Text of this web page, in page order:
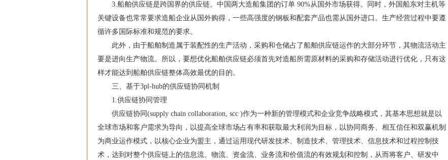
3.船舶供应链是跨国界的供应链。中国两大造船集团的订单 90%从国外市场获得。同时，外国船东对主机等
关键设备也常常要求造船企业从国外购得，一些高强度的钢板和配套产品也需从国外进口。生产经营过程中要遵
循许多国际标准和规范的要求。
此外，由于船舶制造属于装配性的生产活动，采购和仓储占了船舶供应链运作的大部分环节，其物流活动主
要是进向生产物流。所以，要想优化船舶供应链必须首先对造船所需原材料的采购和存储活动进行优化，只有这
样才能达到船舶供应链整体高效最优的目的。
三、基于3pl-hub的供应链协同机制
1.供应链协同管理
供应链协同(supply chain collaboration, scc )作为一种新的管理模式和企业竞争战略模式，其基本思想就是以
全球市场和客户需求为导向，以提高全球市场占有率和获取最大利润为目标，以协同商务、相互信任和双赢机制
为商业运作模式，以核心企业为盟主，通过运用现代研发技术、制造技术、管理技术、信息技术和过程控制技
术，达到对整个供应链上的信息流、物流、资金流、业务流和价值流的有效规划和控制，从而将客户、研发中